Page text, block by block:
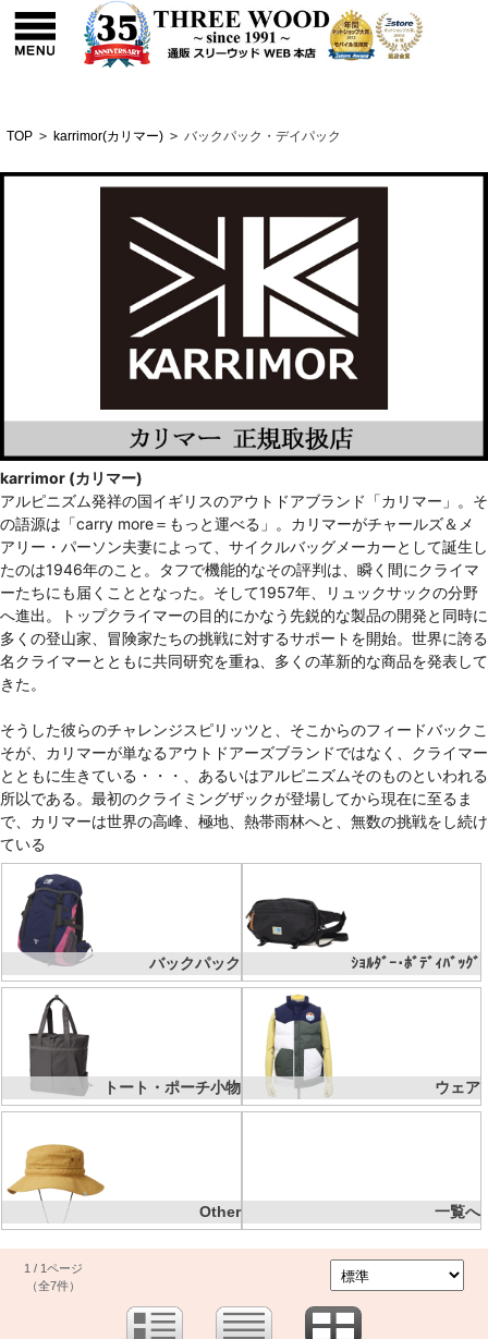
TOP > karrimor(カリマー) > バックパック・デイパック
karrimor (カリマー)
アルピニズム発祥の国イギリスのアウトドアブランド「カリマー」。そ
の語源は「carry more＝もっと運べる」。カリマーがチャールズ＆メ
アリー・パーソン夫妻によって、サイクルバッグメーカーとして誕生し
たのは1946年のこと。タフで機能的なその評判は、瞬く間にクライマ
ーたちにも届くこととなった。そして1957年、リュックサックの分野
へ進出。トップクライマーの目的にかなう先鋭的な製品の開発と同時に
多くの登山家、冒険家たちの挑戦に対するサポートを開始。世界に誇る
名クライマーとともに共同研究を重ね、多くの革新的な商品を発表して
きた。
そうした彼らのチャレンジスピリッツと、そこからのフィードバックこ
そが、カリマーが単なるアウトドアーズブランドではなく、クライマー
とともに生きている・・・、あるいはアルピニズムそのものといわれる
所以である。最初のクライミングザックが登場してから現在に至るま
で、カリマーは世界の高峰、極地、熱帯雨林へと、無数の挑戦をし続け
ている
バックパック ｼｮﾙﾀﾞｰ･ﾎﾞﾃﾞｨﾊﾞｯｸﾞ
トート・ポーチ小物 ウェア
Other 一覧へ
1 / 1ページ
（全7件）